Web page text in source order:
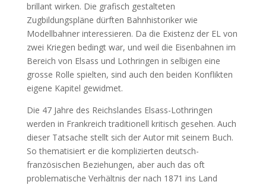
brillant wirken. Die grafisch gestalteten
Zugbildungspläne dürften Bahnhistoriker wie
Modellbahner interessieren. Da die Existenz der EL von
zwei Kriegen bedingt war, und weil die Eisenbahnen im
Bereich von Elsass und Lothringen in selbigen eine
grosse Rolle spielten, sind auch den beiden Konflikten
eigene Kapitel gewidmet.
Die 47 Jahre des Reichslandes Elsass-Lothringen
werden in Frankreich traditionell kritisch gesehen. Auch
dieser Tatsache stellt sich der Autor mit seinem Buch.
So thematisiert er die komplizierten deutsch-
französischen Beziehungen, aber auch das oft
problematische Verhältnis der nach 1871 ins Land